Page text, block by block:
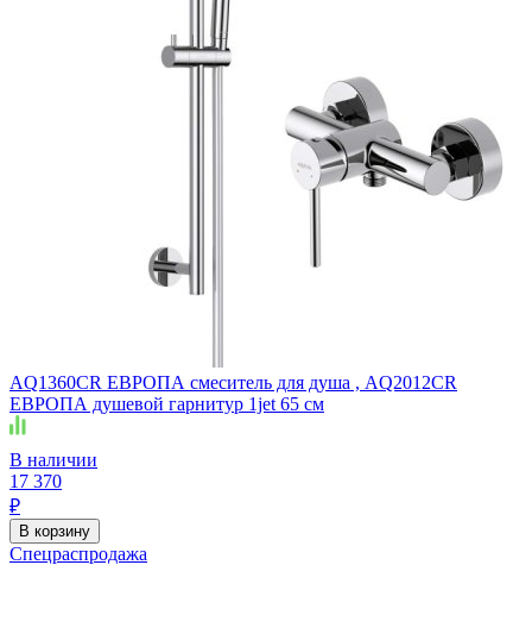
AQ1360CR ЕВРОПА смеситель для душа , AQ2012CR
ЕВРОПА душевой гарнитур 1jet 65 см
В наличии
17 370
₽
В корзину
Спецраспродажа